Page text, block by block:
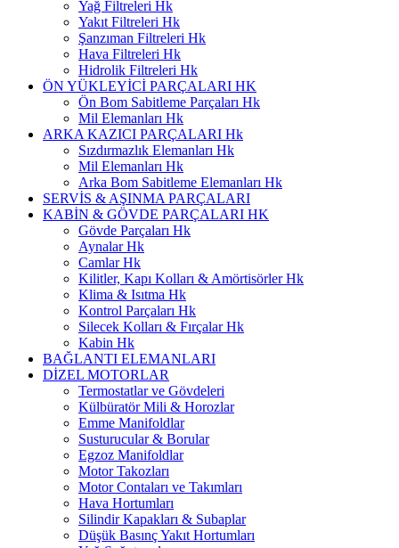
Yağ Filtreleri Hk
Yakıt Filtreleri Hk
Şanzıman Filtreleri Hk
Hava Filtreleri Hk
Hidrolik Filtreleri Hk
ÖN YÜKLEYİCİ PARÇALARI HK
Ön Bom Sabitleme Parçaları Hk
Mil Elemanları Hk
ARKA KAZICI PARÇALARI Hk
Sızdırmazlık Elemanları Hk
Mil Elemanları Hk
Arka Bom Sabitleme Elemanları Hk
SERVİS & AŞINMA PARÇALARI
KABİN & GÖVDE PARÇALARI HK
Gövde Parçaları Hk
Aynalar Hk
Camlar Hk
Kilitler, Kapı Kolları & Amörtisörler Hk
Klima & Isıtma Hk
Kontrol Parçaları Hk
Silecek Kolları & Fırçalar Hk
Kabin Hk
BAĞLANTI ELEMANLARI
DİZEL MOTORLAR
Termostatlar ve Gövdeleri
Külbüratör Mili & Horozlar
Emme Manifoldlar
Susturucular & Borular
Egzoz Manifoldlar
Motor Takozları
Motor Contaları ve Takımları
Hava Hortumları
Silindir Kapakları & Subaplar
Düşük Basınç Yakıt Hortumları